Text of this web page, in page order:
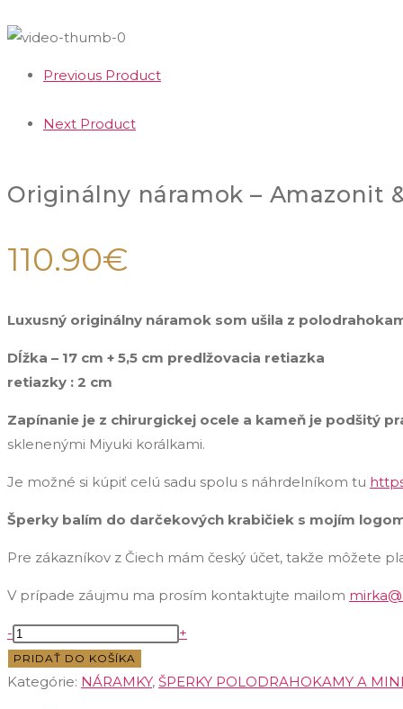
Previous Product
Next Product
Originálny náramok – Amazonit
110.90€
Luxusný originálny náramok som ušila z
Dĺžka – 17 cm + 5,5
retiazky : 2 cm
Zapínanie je z chirurgickej ocele a kameň je
sklenenými Miyuki korálkami.
Je možné si kúpiť celú sadu spolu s náhrdelníkom tu
Šperky balím do darčekových krabičiek s mojím
Pre zákazníkov z Čiech mám český účet, takže môžete
V prípade záujmu ma prosím kontaktujte mailom
množstvo
Originálny
náramok
- +
PRIDAŤ DO KOŠÍKA
Kategórie: NÁRAMKY, ŠPERKY POLODRAHOKAMY A